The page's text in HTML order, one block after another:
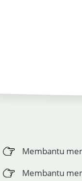
Membantu
Membantu